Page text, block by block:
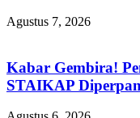
Agustus 7, 2026
Kabar Gembira!
STAIKAP